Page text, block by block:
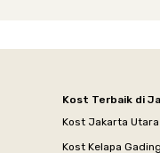
Kost Terbaik di
Kost Jakarta Utara
Kost Kelapa Gading